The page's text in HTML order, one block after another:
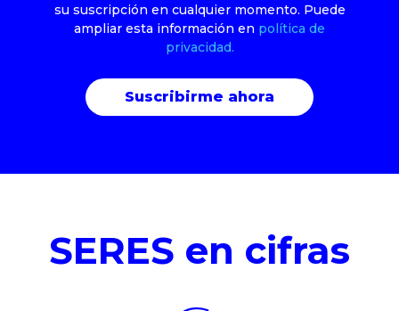
su suscripción en cualquier momento. Puede
ampliar esta información en política de
privacidad.
SERES en cifras